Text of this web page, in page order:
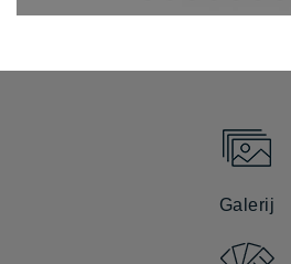
Galerij